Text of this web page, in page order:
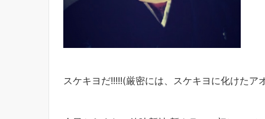
スケキヨだ!!!!!(厳密には、スケキヨに化けたア